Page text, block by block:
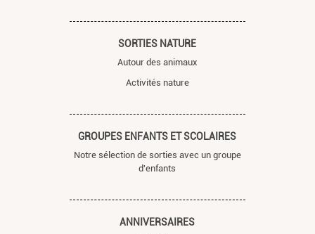
SORTIES NATURE
Autour des animaux
Activités nature
GROUPES ENFANTS ET SCOLAIRES
Notre sélection de sorties avec un groupe
d'enfants
ANNIVERSAIRES